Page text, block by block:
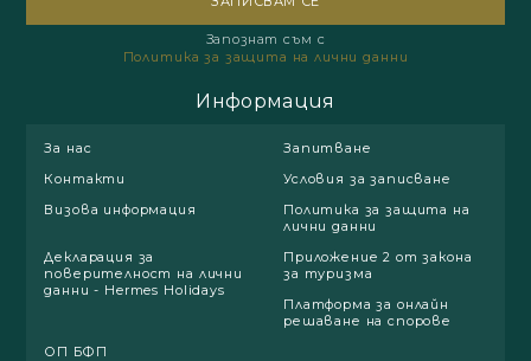
Запознат съм с
Политика за защита на лични данни
Информация
За нас
Запитване
Контакти
Условия за записване
Визова информация
Политика за защита на
лични данни
Декларация за
поверителност на лични
данни - Hermes Holidays
Приложение 2 от закона
за туризма
Платформа за онлайн
решаване на спорове
ОП БФП